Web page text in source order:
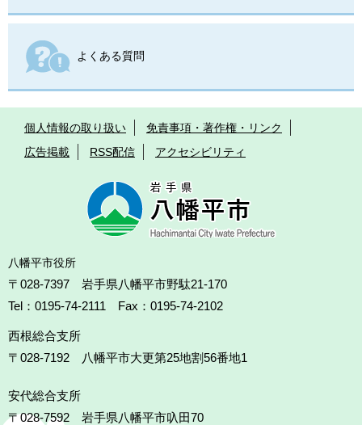
よくある質問
個人情報の取り扱い
免責事項・著作権・リンク
広告掲載
RSS配信 アクセシビリティ
八幡平市役所
〒028-7397 岩手県八幡平市野駄21-170
Tel：0195-74-2111 Fax：0195-74-2102
西根総合支所
〒028-7192
八幡平市大更第25地割56番地1
安代総合支所
〒028-7592
岩手県八幡平市叺田70